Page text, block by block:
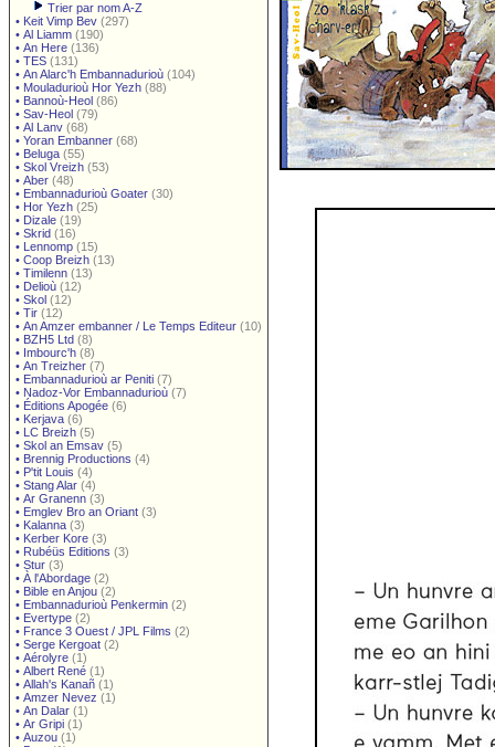
Trier par nom A-Z
• Keit Vimp Bev (297)
• Al Liamm (190)
• An Here (136)
• TES (131)
• An Alarc'h Embannadurioù (104)
• Mouladurioù Hor Yezh (88)
• Bannoù-Heol (86)
• Sav-Heol (79)
• Al Lanv (68)
• Yoran Embanner (68)
• Beluga (55)
• Skol Vreizh (53)
• Aber (48)
• Embannadurioù Goater (30)
• Hor Yezh (25)
• Dizale (19)
• Skrid (16)
• Lennomp (15)
• Coop Breizh (13)
• Timilenn (13)
• Delioù (12)
• Skol (12)
• Tir (12)
• An Amzer embanner / Le Temps Editeur (10)
• BZH5 Ltd (8)
• Imbourc'h (8)
• An Treizher (7)
• Embannadurioù ar Peniti (7)
• Nadoz-Vor Embannadurioù (7)
• Éditions Apogée (6)
• Kerjava (6)
• LC Breizh (5)
• Skol an Emsav (5)
• Brennig Productions (4)
• P'tit Louis (4)
• Stang Alar (4)
• Ar Granenn (3)
• Emglev Bro an Oriant (3)
• Kalanna (3)
• Kerber Kore (3)
• Rubéüs Editions (3)
• Stur (3)
• À l'Abordage (2)
• Bible en Anjou (2)
• Embannadurioù Penkermin (2)
• Evertype (2)
• France 3 Ouest / JPL Films (2)
• Serge Kergoat (2)
• Aérolyre (1)
• Albert René (1)
• Allah's Kanañ (1)
• Amzer Nevez (1)
• An Dalar (1)
• Ar Gripi (1)
• Auzou (1)